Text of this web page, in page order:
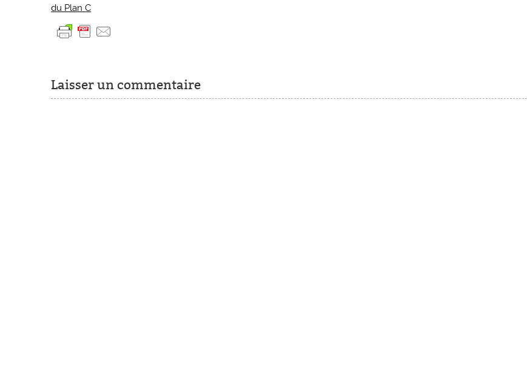
du Plan C
Laisser un commentaire